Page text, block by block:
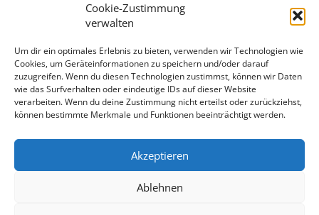
Cookie-Zustimmung
verwalten
Um dir ein optimales Erlebnis zu bieten, verwenden wir Technologien wie
Cookies, um Geräteinformationen zu speichern und/oder darauf
zuzugreifen. Wenn du diesen Technologien zustimmst, können wir Daten
wie das Surfverhalten oder eindeutige IDs auf dieser Website
verarbeiten. Wenn du deine Zustimmung nicht erteilst oder zurückziehst,
können bestimmte Merkmale und Funktionen beeinträchtigt werden.
Akzeptieren
Ablehnen
Immobilienbewertung in Edewecht
Immobilienbewertung in Stadthagen
Immobilienbewertung in Eislingen/Fils
MEINE FAVORITEN
Verkehrswert
Grundstücksmarkt Deutschland
Immobilienmarkt Duisburg
Immobilienmarkt Hückeswagen
Kopfbild: lichtkunst.73 / pixelio.de